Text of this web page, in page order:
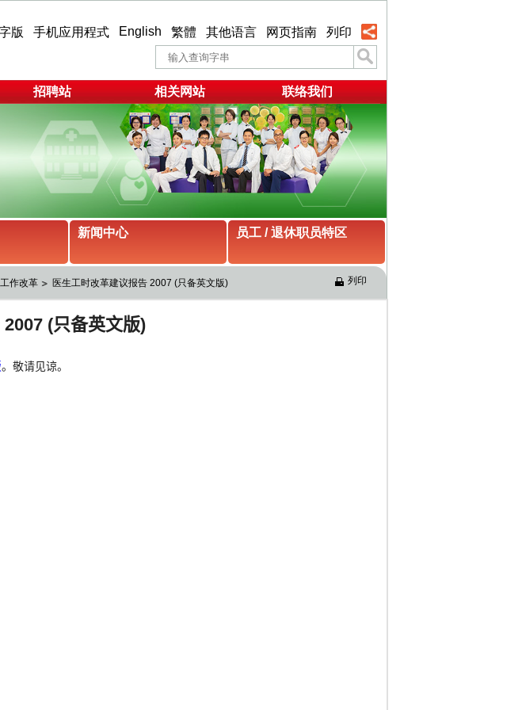
版 手机应用程式 English 繁體 其他语言 网页指南 列印
招聘站 相关网站 联络我们
新闻中心 员工 / 退休职员特区
作改革 医生工时改革建议报告 2007 (只备英文版) 列印